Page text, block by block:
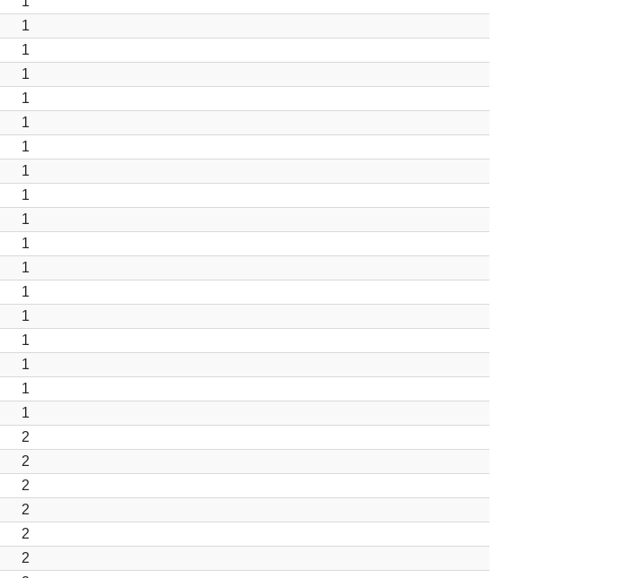
1
1
1
1
1
1
1
1
1
1
1
1
1
1
1
1
1
2
2
2
2
2
2